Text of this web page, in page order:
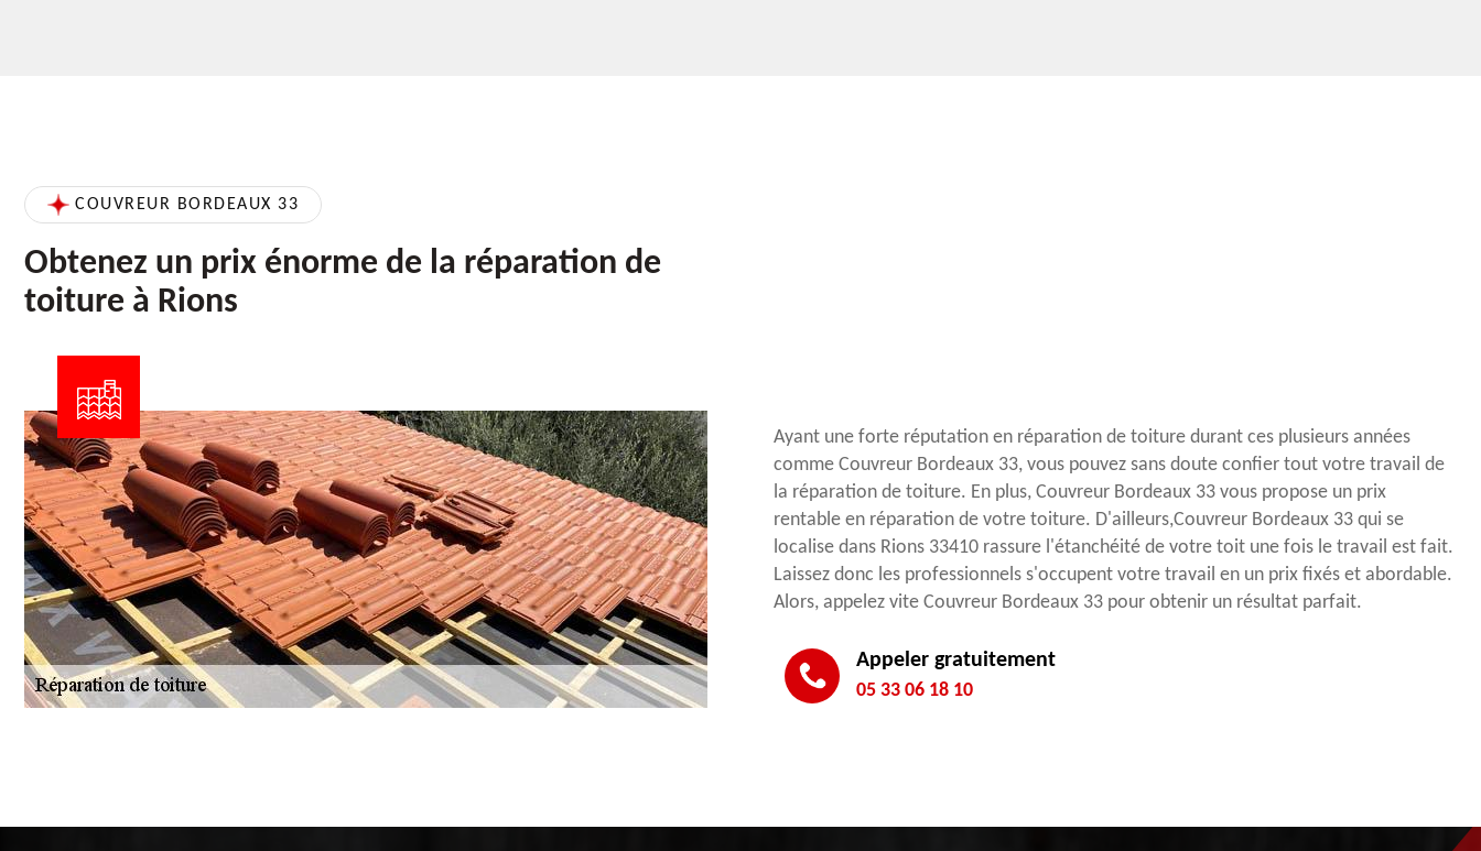
COUVREUR BORDEAUX 33
Obtenez un prix énorme de la réparation de
toiture à Rions
Ayant une forte réputation en réparation de toiture durant ces plusieurs années
comme Couvreur Bordeaux 33, vous pouvez sans doute confier tout votre travail de
la réparation de toiture. En plus, Couvreur Bordeaux 33 vous propose un prix
rentable en réparation de votre toiture. D'ailleurs,Couvreur Bordeaux 33 qui se
localise dans Rions 33410 rassure l'étanchéité de votre toit une fois le travail est fait.
Laissez donc les professionnels s'occupent votre travail en un prix fixés et abordable.
Alors, appelez vite Couvreur Bordeaux 33 pour obtenir un résultat parfait.
Appeler gratuitement
05 33 06 18 10